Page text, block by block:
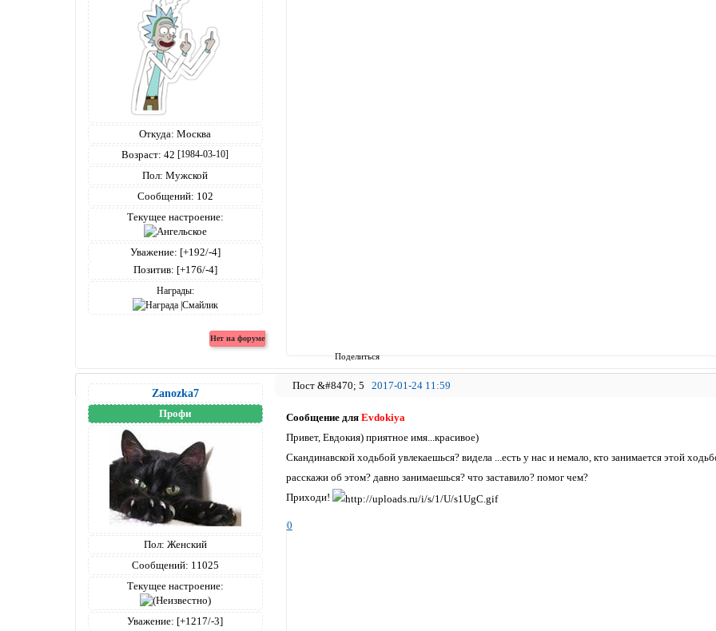
Поделиться
Откуда: Москва
Возраст: 42 [1984-03-10]
Пол: Мужской
Сообщений: 102
Текущее настроение:
Уважение: [+192/-4]
Позитив: [+176/-4]
Награды:
5 2017-01-24 11:59
Zanozka7
Профи
Пол: Женский
Сообщений: 11025
Текущее настроение:
Уважение: [+1217/-3]
Сообщение для Evdokiya
Привет, Евдокия) приятное имя...красивое)
Скандинавской ходьбой увлекаешься? видела ...есть у нас и немало, кто занимается этой
расскажи об этом? давно занимаешься? что заставило? помог чем?
Приходи!
0